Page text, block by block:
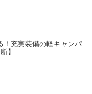
！充実装備の軽キャンパ
】